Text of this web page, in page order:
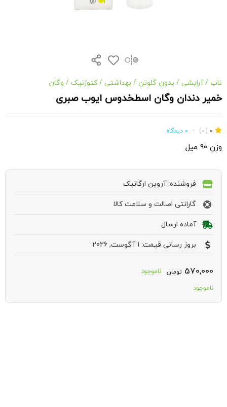
ناب /آرایشی / بدون گلوتن / بهداشتی /کتوژنیک / وگان
خمیر دندان وگان اسطخدوس ایوب صبری
0
(0)
• 0 دیدگاه
وزن 90 میل
فروشنده: آروین ارگانیک
گارانتی اصالت و سلامت کالا
آماده ارسال
بروز رسانی قیمت: 1 آگوست, 2026
570,000 تومان
ناموجود
ناموجود